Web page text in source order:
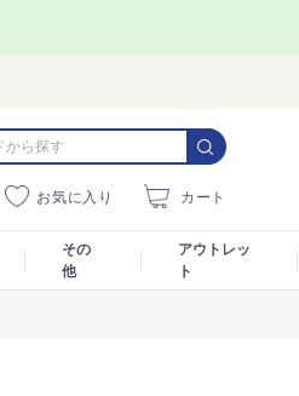
お気に入り カート
その
他
アウトレッ
ト